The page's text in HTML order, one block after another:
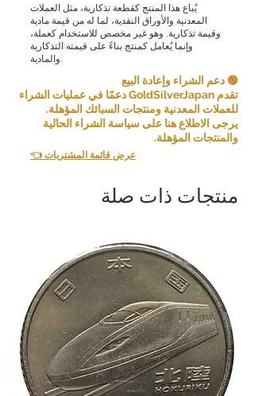
يُباع هذا المنتج كقطعة تذكارية، مثل العملات
المعدنية والأوراق النقدية، لما له من قيمة مادية
وقيمة تذكارية. وهو غير مخصص للاستخدام كعملة،
وإنما يُعامل كمنتج بناءً على قيمته التذكارية
🟢 دعم الشراء وإعادة البيع
تقدم GoldSilverJapan دعمًا في عمليات الشراء
للعملات المعدنية ومنتجات السبائك المؤهلة.
يرجى الاطلاع هنا على سياسة الشراء الحالية
والمنتجات المؤهلة.
👈 عرض قائمة المشتريات
منتجات ذات صلة